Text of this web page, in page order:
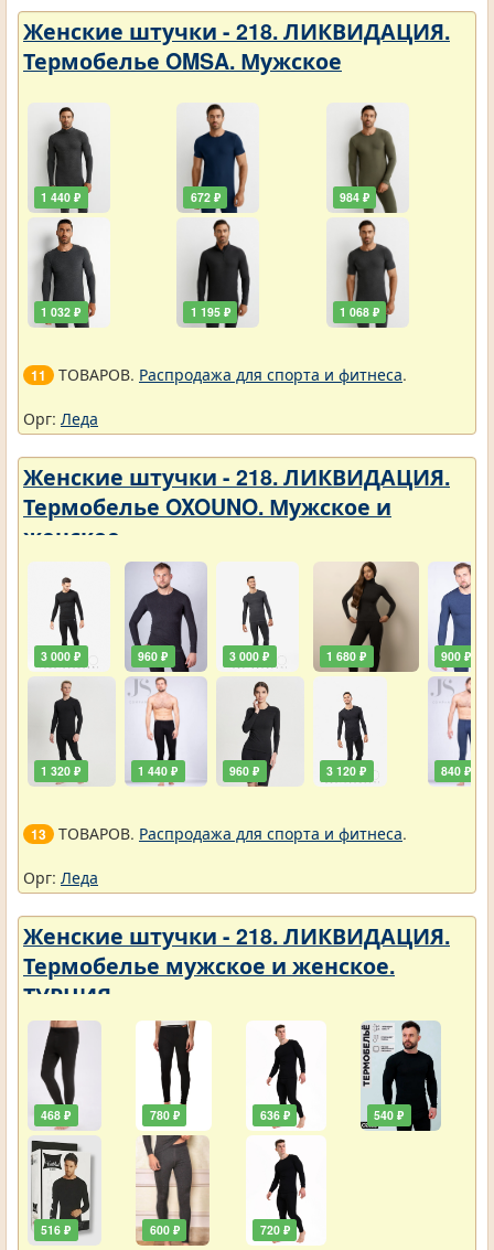
Женские штучки - 218. ЛИКВИДАЦИЯ.
Термобелье OMSA. Мужское
1 440 ₽
1 032 ₽
672 ₽
1 195 ₽
984 ₽
1 068 ₽
11 ТОВАРОВ. Распродажа для спорта и фитнеса.
Орг: Леда
Женские штучки - 218. ЛИКВИДАЦИЯ.
Термобелье OXOUNO. Мужское и
женское
3 000 ₽
1 320 ₽
960 ₽
1 440 ₽
3 000 ₽
960 ₽
1 680 ₽
3 120 ₽
900 ₽
840 ₽
13 ТОВАРОВ. Распродажа для спорта и фитнеса.
Орг: Леда
Женские штучки - 218. ЛИКВИДАЦИЯ.
Термобелье мужское и женское.
ТУРЦИЯ
468 ₽
516 ₽
780 ₽
600 ₽
636 ₽
720 ₽
540 ₽